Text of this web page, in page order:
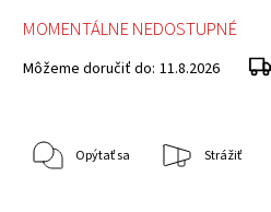
MOMENTÁLNE NEDOSTUPNÉ
Môžeme doručiť do: 11.8.2026
Opýtať sa Strážiť